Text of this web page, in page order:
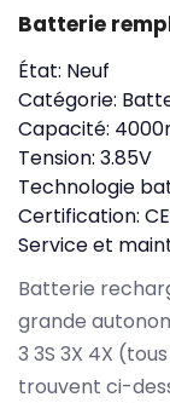
Batterie
État: Neuf
Catégorie:
Capacité:
Tension: 3.85V
Technologie
Certification: CE
Service et
Batterie
grande
3 3S 3X 4X
trouvent ci-